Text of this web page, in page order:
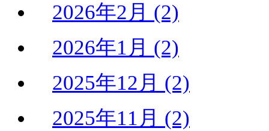
2026年2月 (2)
2026年1月 (2)
2025年12月 (2)
2025年11月 (2)